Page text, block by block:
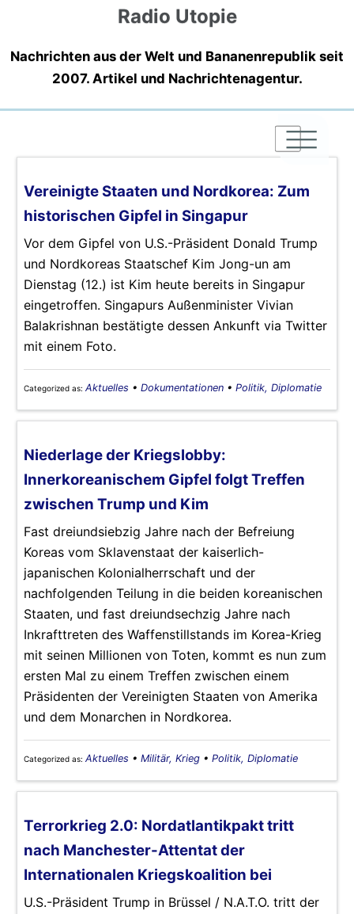
Radio Utopie
Nachrichten aus der Welt und Bananenrepublik seit
2007. Artikel und Nachrichtenagentur.
|
|
|
Vereinigte Staaten und Nordkorea: Zum
historischen Gipfel in Singapur
Vor dem Gipfel von U.S.-Präsident Donald Trump
und Nordkoreas Staatschef Kim Jong-un am
Dienstag (12.) ist Kim heute bereits in Singapur
eingetroffen. Singapurs Außenminister Vivian
Balakrishnan bestätigte dessen Ankunft via Twitter
mit einem Foto.
Categorized as: Aktuelles • Dokumentationen • Politik, Diplomatie
Niederlage der Kriegslobby:
Innerkoreanischem Gipfel folgt Treffen
zwischen Trump und Kim
Fast dreiundsiebzig Jahre nach der Befreiung
Koreas vom Sklavenstaat der kaiserlich-
japanischen Kolonialherrschaft und der
nachfolgenden Teilung in die beiden koreanischen
Staaten, und fast dreiundsechzig Jahre nach
Inkrafttreten des Waffenstillstands im Korea-Krieg
mit seinen Millionen von Toten, kommt es nun zum
ersten Mal zu einem Treffen zwischen einem
Präsidenten der Vereinigten Staaten von Amerika
und dem Monarchen in Nordkorea.
Categorized as: Aktuelles • Militär, Krieg • Politik, Diplomatie
Terrorkrieg 2.0: Nordatlantikpakt tritt
nach Manchester-Attentat der
Internationalen Kriegskoalition bei
U.S.-Präsident Trump in Brüssel / N.A.T.O. tritt der